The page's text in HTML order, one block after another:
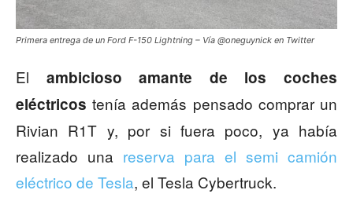
Primera entrega de un Ford F-150 Lightning – Vía @oneguynick en Twitter
El ambicioso amante de los coches
eléctricos tenía además pensado comprar un
Rivian R1T y, por si fuera poco, ya había
realizado una reserva para el semi camión
eléctrico de Tesla, el Tesla Cybertruck.